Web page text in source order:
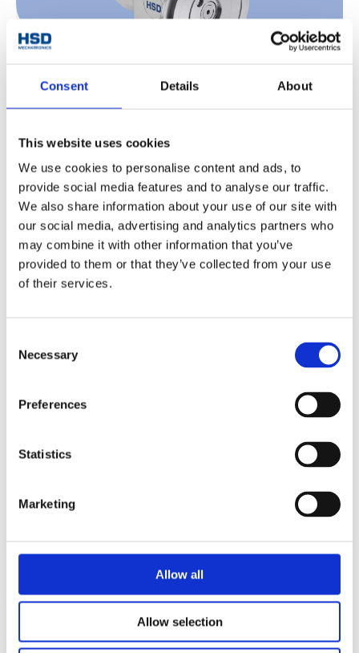
Consent Details About
This website uses cookies
We use cookies to personalise content and ads, to
provide social media features and to analyse our traffic.
We also share information about your use of our site with
our social media, advertising and analytics partners who
may combine it with other information that you’ve
provided to them or that they’ve collected from your use
of their services.
Selection
Necessary
Preferences
Statistics
Marketing
Allow all
Allow selection
カッティングアグリゲート
詳細を見る